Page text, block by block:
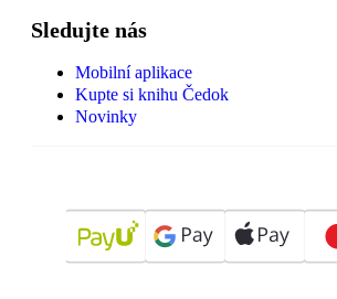
Sledujte nás
Mobilní aplikace
Kupte si knihu Čedok
Novinky